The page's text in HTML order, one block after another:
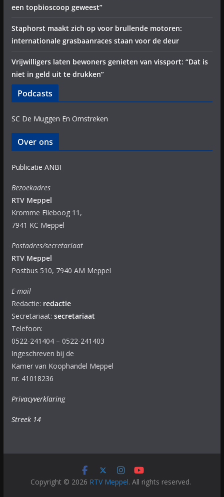
een topbioscoop geweest”
Staphorst maakt zich op voor brullende motoren:
internationale grasbaanraces staan voor de deur
Vrijwilligers laten bewoners genieten van vissport: “Dat is
niet in geld uit te drukken”
Podcasts
SC De Muggen En Omstreken
Over ons
Publicatie ANBI
Bezoekadres
RTV Meppel
Kromme Elleboog 11,
7941 KC Meppel
Postadres/secretariaat
RTV Meppel
Postbus 510, 7940 AM Meppel
E-mail
Redactie: redactie
Secretariaat: secretariaat
Telefoon:
0522-241404 – 0522-241403
Ingeschreven bij de
Kamer van Koophandel Meppel
nr. 41018236
Privacyverklaring
Streek 14
Copyright © 2026 RTV Meppel. All rights reserved.